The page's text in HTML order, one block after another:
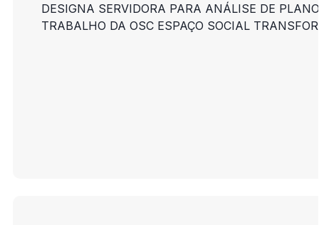
DESIGNA SERVIDORA PARA ANÁLISE DE
TRABALHO DA OSC ESPAÇO SOCIAL